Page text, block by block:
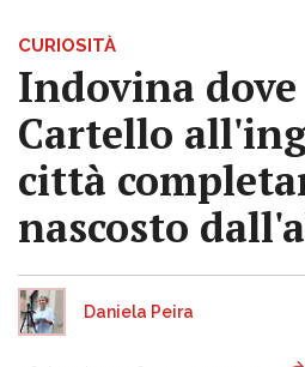
CURIOSITÀ
Indovina dove
Cartello
città
nascosto
Daniela Peira